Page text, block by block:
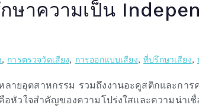
ษาความเป็น
, การตรวจวัดเสียง, การออกแบบเสียง,ที่ปรึกษาเสียง,
ลายอุตสาหกรรม รวมถึงงานอะคูสติกและกา
หัวใจสำคัญของความโปร่งใสและความน่าเ